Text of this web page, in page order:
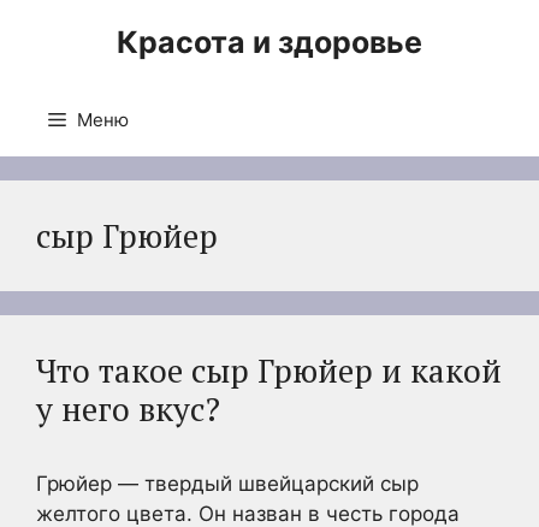
Красота и здоровье
Меню
сыр Грюйер
Что такое сыр Грюйер и какой
у него вкус?
Грюйер — твердый швейцарский сыр
желтого цвета. Он назван в честь города